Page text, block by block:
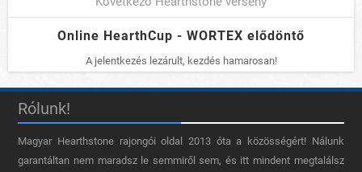
Online HearthCup - WORTEX elődöntő
A jelentkezés lezárult, kezdés hamarosan!
Rólunk!
Magyar Hearthstone​ rajongói oldal 2013 óta a közösségért! Nálunk
garantáltan nem maradsz le semmiről sem, és itt mindent megtalálsz